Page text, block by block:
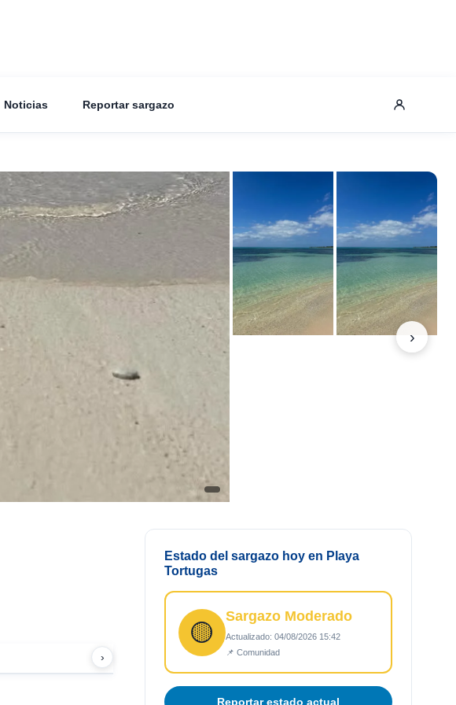
Noticias Reportar sargazo
›
Ver todas las fotos (3) ☆Guardar
↗ Compartir
›
Estado del sargazo hoy en Playa
Tortugas
🟡
Sargazo Moderado
Actualizado: 04/08/2026 15:42
📌 Comunidad
Reportar estado actual